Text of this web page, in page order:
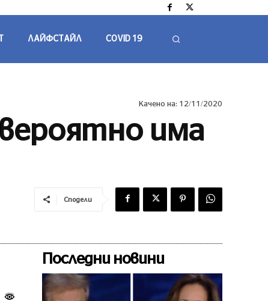
ЛАЙФСТАЙЛ COVID 19
Качено на: 12/11/2020
има
Сподели
Последни новини